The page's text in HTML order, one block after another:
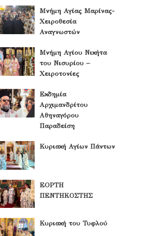
Μνήμη Αγίας Μαρίνας-
Χειροθεσία
Αναγνωστών
Μνήμη Αγίου Νικήτα
του Νισυρίου –
Χειροτονίες
Εκδημία
Αρχιμανδρίτου
Αθηναγόρου
Παραδείση
Κυριακή Αγίων Πάντων
ΕΟΡΤΗ
ΠΕΝΤΗΚΟΣΤΗΣ
Κυριακή του Τυφλού